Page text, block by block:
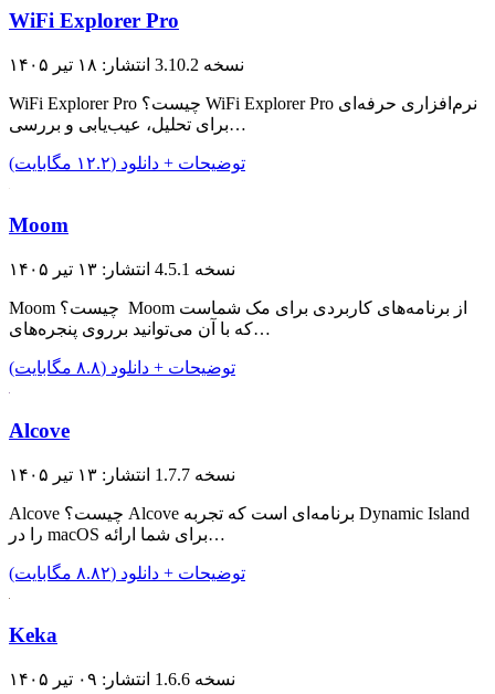
WiFi Explorer Pro
نسخه 3.10.2 انتشار: ۱۸ تیر ۱۴۰۵
WiFi Explorer Pro چیست؟ WiFi Explorer Pro نرم‌افزاری حرفه‌ای
برای تحلیل، عیب‌یابی و بررسی…
توضیحات + دانلود (۱۲.۲ مگابایت)
Moom
نسخه 4.5.1 انتشار: ۱۳ تیر ۱۴۰۵
Moom چیست؟ Moom از برنامه‌های کاربردی برای مک شماست
که با آن می‌توانید برروی پنجره‌های…
توضیحات + دانلود (۸.۸ مگابایت)
Alcove
نسخه 1.7.7 انتشار: ۱۳ تیر ۱۴۰۵
Alcove چیست؟ Alcove برنامه‌ای است که تجربه Dynamic Island
را در macOS برای شما ارائه…
توضیحات + دانلود (۸.۸۲ مگابایت)
Keka
نسخه 1.6.6 انتشار: ۰۹ تیر ۱۴۰۵